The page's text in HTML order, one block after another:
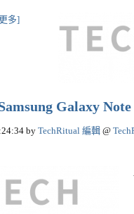
多]
Galaxy
by TechRitual 編輯 @